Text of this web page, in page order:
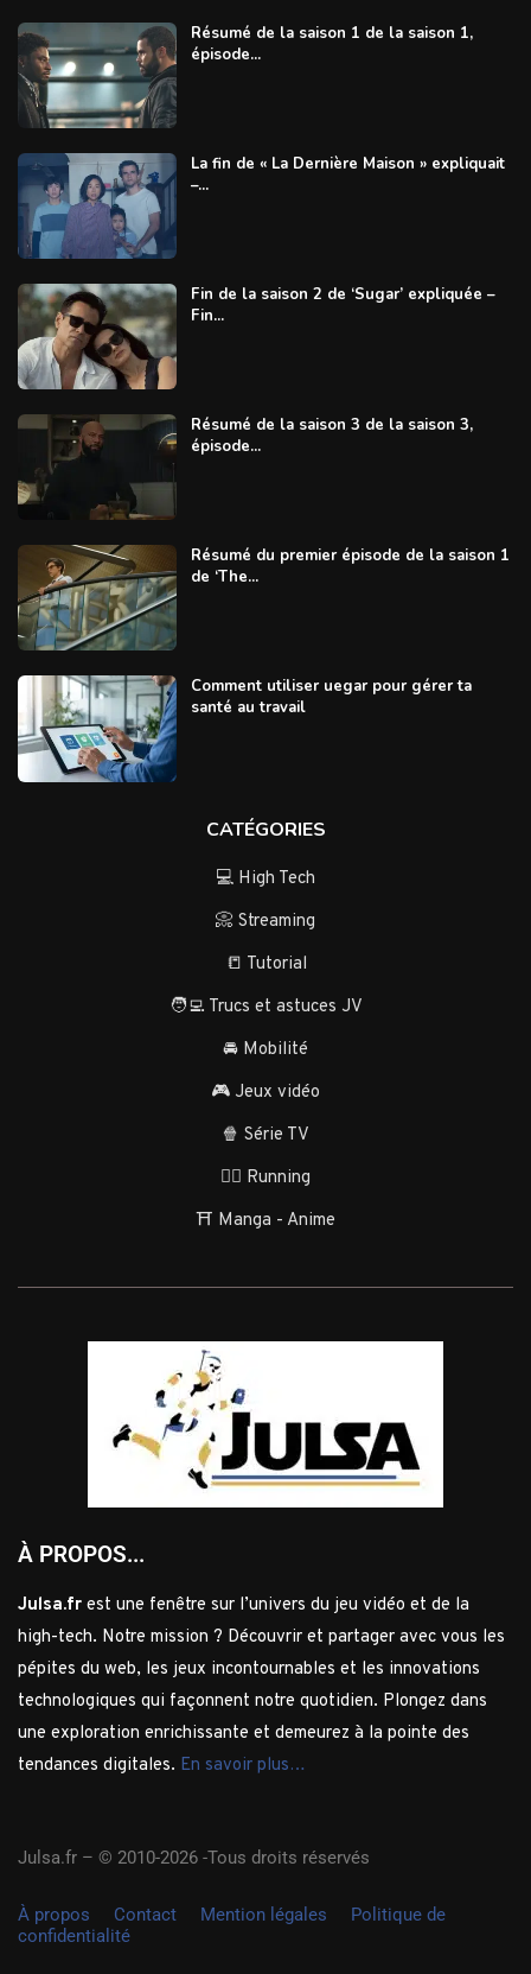
Résumé de la saison 1 de la saison 1,
épisode...
La fin de « La Dernière Maison » expliquait
–...
Fin de la saison 2 de ‘Sugar’ expliquée –
Fin...
Résumé de la saison 3 de la saison 3,
épisode...
Résumé du premier épisode de la saison 1
de ‘The...
Comment utiliser uegar pour gérer ta
santé au travail
CATÉGORIES
💻 High Tech
📀 Streaming
📒 Tutorial
🧑‍💻 Trucs et astuces JV
🚘 Mobilité
🎮 Jeux vidéo
🍿 Série TV
🏃‍♂️ Running
⛩️ Manga - Anime
À PROPOS...
Julsa.fr est une fenêtre sur l’univers du jeu vidéo et de la
high-tech. Notre mission ? Découvrir et partager avec vous les
pépites du web, les jeux incontournables et les innovations
technologiques qui façonnent notre quotidien. Plongez dans
une exploration enrichissante et demeurez à la pointe des
tendances digitales. En savoir plus…
Julsa.fr – © 2010-2026 -Tous droits réservés
À propos Contact Mention légales
Politique de
confidentialité